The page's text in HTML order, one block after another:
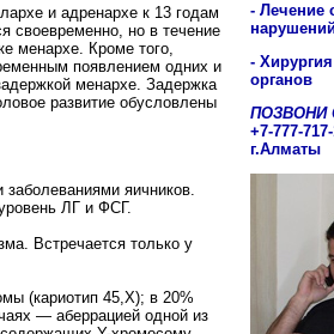
и адренархе к 13 годам
своевременно, но в течение
менархе. Кроме того,
появлением одних и
менархе. Задержка
развитие обусловлены
яичников.
ЛГ и ФСГ.
Встречается только у
(кариотип 45,X); в 20%
— аберрацией одной из
- Лечение
-
органов
ПОЗВОНИ
+7-777-
г.Алматы